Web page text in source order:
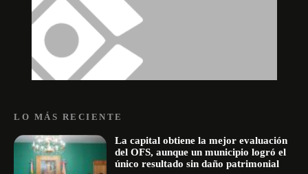
LO MÁS RECIENTE
La capital obtiene la mejor evaluación
del OFS, aunque un municipio logró el
único resultado sin daño patrimonial